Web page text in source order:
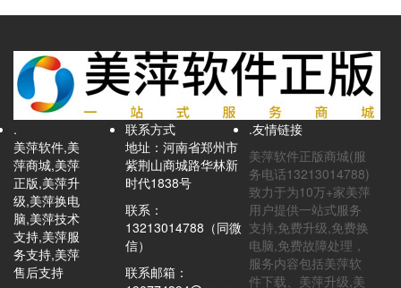
.
美萍软件,美
萍商城,美萍
正版,美萍升
级,美萍换电
脑,美萍技术
支持,美萍服
务支持,美萍
售后支持
联系方式
地址：河南省郑州市
紫荆山商城路华林新
时代1838号
联系：
13213014788（同微
信）
联系邮箱：
.友情链接
美萍软件正版商城(服
务电话13213014788)
致力于为10万+家美萍
用户提供一站式服务
支持,免费升级,免费换
电脑,免费故障处理，
服务内容包括美萍软
件下载、美萍升级,美